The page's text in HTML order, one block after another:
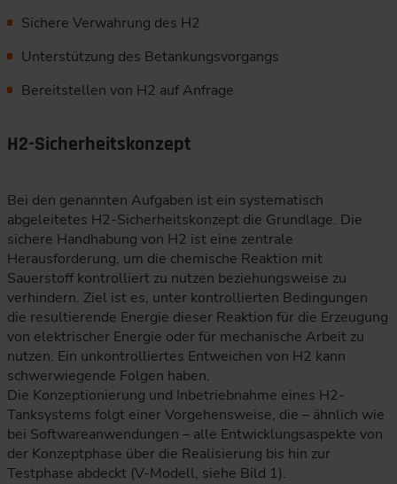
Sichere Verwahrung des H2
Unterstützung des Betankungsvorgangs
Bereitstellen von H2 auf Anfrage
H2-Sicherheitskonzept
Bei den genannten Aufgaben ist ein systematisch
abgeleitetes H2-Sicherheitskonzept die Grundlage. Die
sichere Handhabung von H2 ist eine zentrale
Herausforderung, um die chemische Reaktion mit
Sauerstoff kontrolliert zu nutzen beziehungsweise zu
verhindern. Ziel ist es, unter kontrollierten Bedingungen
die resultierende Energie dieser Reaktion für die Erzeugung
von elektrischer Energie oder für mechanische Arbeit zu
nutzen. Ein unkontrolliertes Entweichen von H2 kann
schwerwiegende Folgen haben.
Die Konzeptionierung und Inbetriebnahme eines H2-
Tanksystems folgt einer Vorgehensweise, die – ähnlich wie
bei Softwareanwendungen – alle Entwicklungsaspekte von
der Konzeptphase über die Realisierung bis hin zur
Testphase abdeckt (V-Modell, siehe Bild 1).